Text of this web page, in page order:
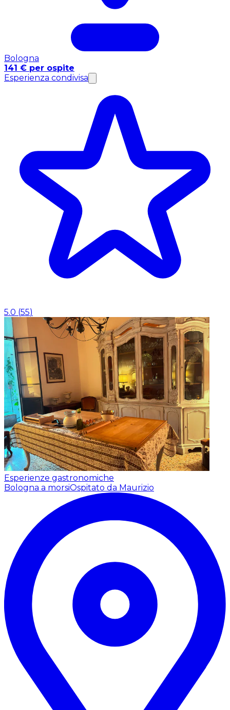
Bologna
141 € per ospite
Esperienza condivisa
5.0 (55)
Esperienze gastronomiche
Bologna a morsiOspitato da Maurizio